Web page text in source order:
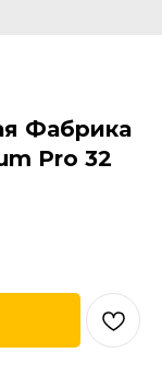
Фабрика
Pro 32